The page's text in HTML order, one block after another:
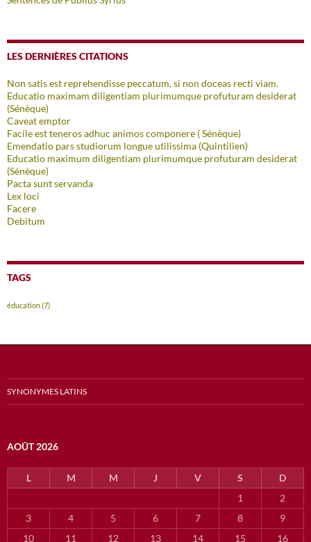
LES DERNIÈRES CITATIONS
Non satis est reprehendisse peccatum, si non doceas recti viam.
Educatio maximam diligentiam plurimumque profuturam desiderat
(Sénèque)
Caveat emptor
Facile est teneros adhuc animos componere ( Sénèque)
Emendatio pars studiorum longue utilissima (Quintilien)
Educatio maximum diligentiam plurimumque profuturam desiderat
(Sénèque)
Pacta sunt servanda
Lex loci
Facere
Debitum
TAGS
éducation(7)
SYNONYMES LATINS
AOÛT 2026
L M M J V S
D
1
2
3
4 5 6 7 8
9
10
11 12 13 14 15 16